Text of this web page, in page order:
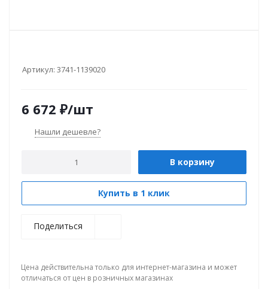
Артикул: 3741-1139020
6 672 ₽/шт
Нашли дешевле?
В корзину
Купить в 1 клик
Поделиться
Цена действительна только для интернет-магазина и может
отличаться от цен в розничных магазинах